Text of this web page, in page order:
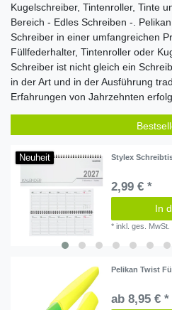
Kugelschreiber, Tintenroller, Tinte
Bereich - Edles Schreiben -.
Schreiber in einer umfangreichen
Füllfederhalter, Tintenroller oder
Schreiber ist nicht gleich ein
in der Art und in der Ausführung
Erfahrungen von Jahrzehnten
Neuheit Stylex
2,99 € *
In
*inkl. ges. MwSt.
Pelikan Twist
ab 8,95 € *